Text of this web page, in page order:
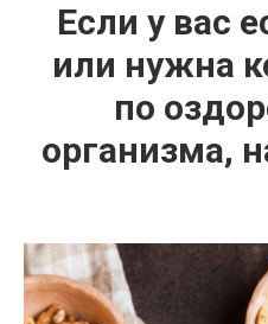
Если у вас
или нужна
по
организма,